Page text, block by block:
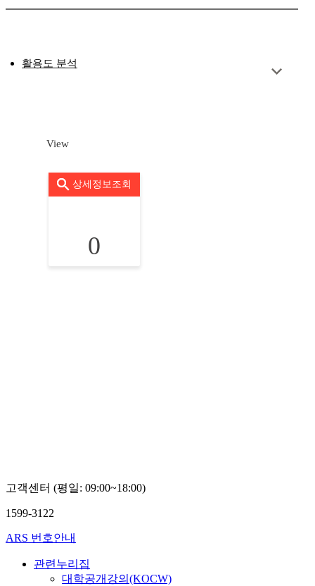
활용도 분석
View
상세정보조회
0
고객센터 (평일: 09:00~18:00)
1599-3122
ARS 번호안내
관련누리집
대학공개강의(KOCW)